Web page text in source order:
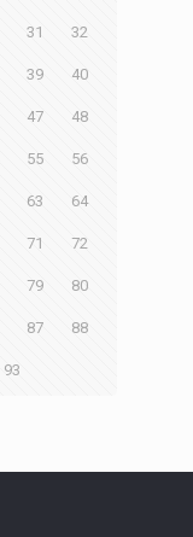
31 32
39 40
47 48
55 56
63 64
71 72
79 80
87 88
93